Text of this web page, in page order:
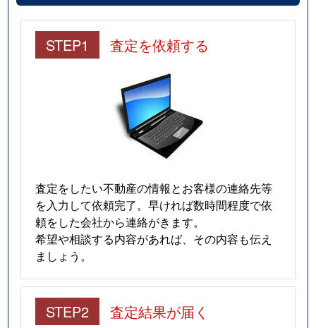
STEP1 査定を依頼する
査定をしたい不動産の情報とお客様の連絡先等
を入力して依頼完了。早ければ数時間程度で依
頼をした会社から連絡がきます。
希望や相談する内容があれば、その内容も伝え
ましょう。
STEP2 査定結果が届く